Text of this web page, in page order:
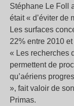
Stéphane Le Foll
était « d’éviter de
Les surfaces
22% entre 2010
« Les recherches
permettent de
qu’aériens
», fait valoir de
Primas.